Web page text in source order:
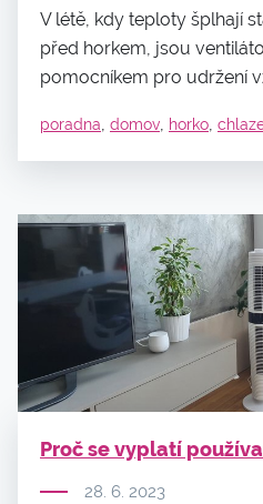
V létě, kdy teploty šplhají
před horkem, jsou
pomocníkem pro udržení
poradna, domov, horko,
Proč se vyplatí
28. 6. 2023